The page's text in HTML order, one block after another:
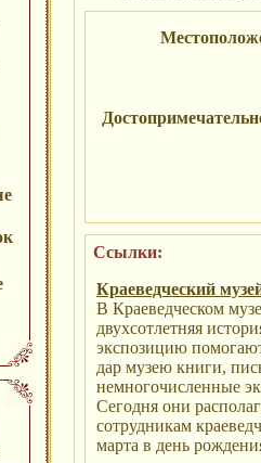
Ссылки:
Краеведческий
В Краеведческом
двухсотлетняя
экспозицию
дар музею книги,
немногочисленные
Сегодня они
сотрудникам
марта в день